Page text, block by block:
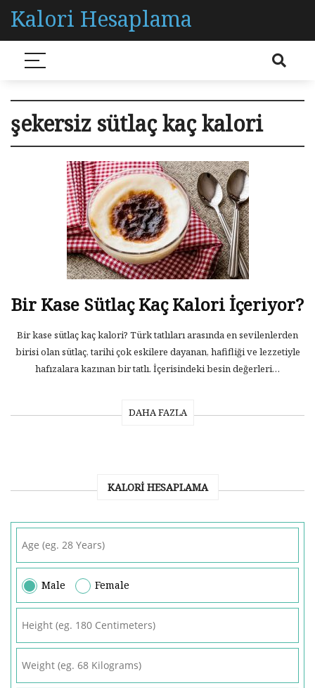
Kalori Hesaplama
şekersiz sütlaç kaç kalori
Bir Kase Sütlaç Kaç Kalori İçeriyor?
Bir kase sütlaç kaç kalori? Türk tatlıları arasında en sevilenlerden
birisi olan sütlaç, tarihi çok eskilere dayanan, hafifliği ve lezzetiyle
hafızalara kazınan bir tatlı. İçerisindeki besin değerleri…
DAHA FAZLA
KALORI HESAPLAMA
Male Female